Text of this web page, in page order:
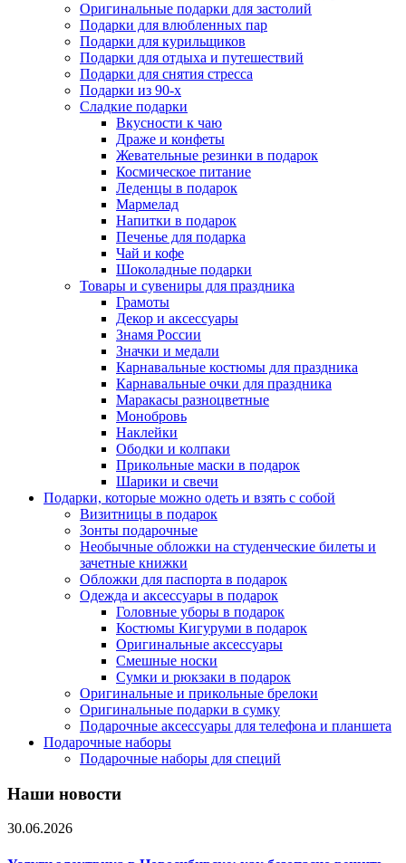
Оригинальные подарки для застолий
Подарки для влюбленных пар
Подарки для курильщиков
Подарки для отдыха и путешествий
Подарки для снятия стресса
Подарки из 90-х
Сладкие подарки
Вкусности к чаю
Драже и конфеты
Жевательные резинки в подарок
Космическое питание
Леденцы в подарок
Мармелад
Напитки в подарок
Печенье для подарка
Чай и кофе
Шоколадные подарки
Товары и сувениры для праздника
Грамоты
Декор и аксессуары
Знамя России
Значки и медали
Карнавальные костюмы для праздника
Карнавальные очки для праздника
Маракасы разноцветные
Монобровь
Наклейки
Ободки и колпаки
Прикольные маски в подарок
Шарики и свечи
Подарки, которые можно одеть и взять с собой
Визитницы в подарок
Зонты подарочные
Необычные обложки на студенческие билеты и
зачетные книжки
Обложки для паспорта в подарок
Одежда и аксессуары в подарок
Головные уборы в подарок
Костюмы Кигуруми в подарок
Оригинальные аксессуары
Смешные носки
Сумки и рюкзаки в подарок
Оригинальные и прикольные брелоки
Оригинальные подарки в сумку
Подарочные аксессуары для телефона и планшета
Подарочные наборы
Подарочные наборы для специй
Наши новости
30.06.2026